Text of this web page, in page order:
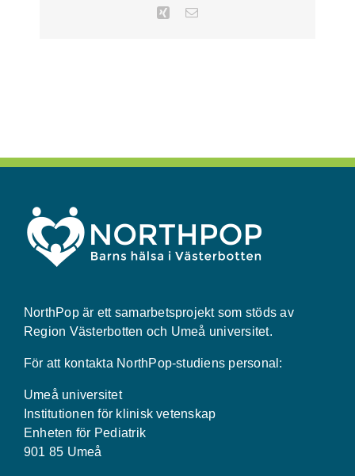
Xing Email
NorthPop är ett samarbetsprojekt som stöds av
Region Västerbotten och Umeå universitet.
För att kontakta NorthPop-studiens personal:
Umeå universitet
Institutionen för klinisk vetenskap
Enheten för Pediatrik
901 85 Umeå